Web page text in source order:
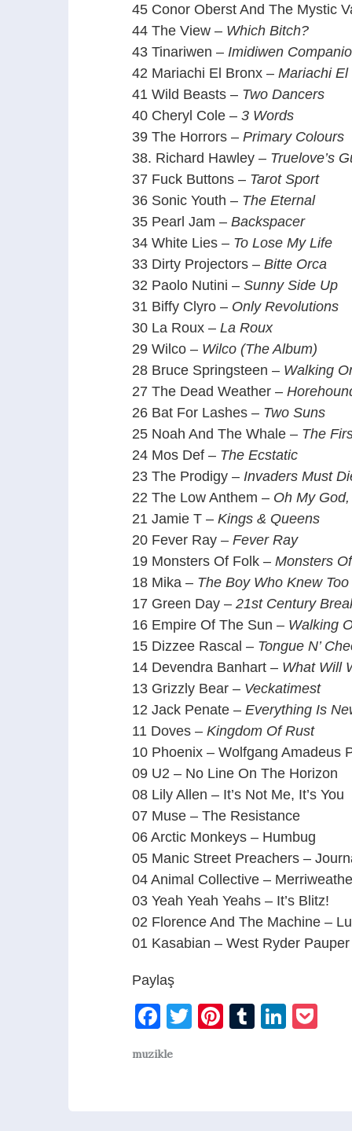
45 Conor Oberst And The Mystic
44 The View – Which Bitch?
43 Tinariwen – Imidiwen
42 Mariachi El Bronx – Mariachi El
41 Wild Beasts – Two Dancers
40 Cheryl Cole – 3 Words
39 The Horrors – Primary Colours
38. Richard Hawley – Truelove’s
37 Fuck Buttons – Tarot Sport
36 Sonic Youth – The Eternal
35 Pearl Jam – Backspacer
34 White Lies – To Lose My Life
33 Dirty Projectors – Bitte Orca
32 Paolo Nutini – Sunny Side Up
31 Biffy Clyro – Only Revolutions
30 La Roux – La Roux
29 Wilco – Wilco (The Album)
28 Bruce Springsteen – Walking
27 The Dead Weather –
26 Bat For Lashes – Two Suns
25 Noah And The Whale – The
24 Mos Def – The Ecstatic
23 The Prodigy – Invaders Must
22 The Low Anthem – Oh My
21 Jamie T – Kings & Queens
20 Fever Ray – Fever Ray
19 Monsters Of Folk – Monsters
18 Mika – The Boy Who Knew
17 Green Day – 21st Century
16 Empire Of The Sun – Walking
15 Dizzee Rascal – Tongue N’
14 Devendra Banhart – What Will
13 Grizzly Bear – Veckatimest
12 Jack Penate – Everything Is
11 Doves – Kingdom Of Rust
10 Phoenix – Wolfgang Amadeus
09 U2 – No Line On The Horizon
08 Lily Allen – It’s Not Me, It’s You
07 Muse – The Resistance
06 Arctic Monkeys – Humbug
05 Manic Street Preachers –
04 Animal Collective –
03 Yeah Yeah Yeahs – It’s Blitz!
02 Florence And The Machine –
01 Kasabian – West Ryder
Paylaş
Facebook
TwitterPinterest
Tumblr
muzikle